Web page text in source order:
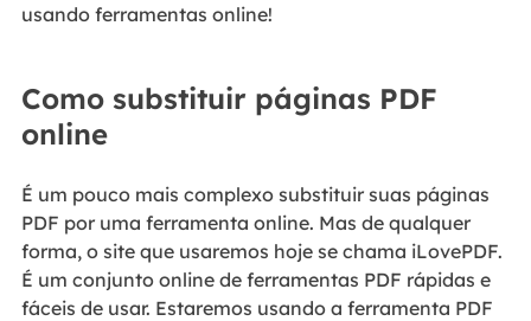
usando ferramentas online!
Como substituir páginas PDF
online
É um pouco mais complexo substituir suas páginas
PDF por uma ferramenta online. Mas de qualquer
forma, o site que usaremos hoje se chama iLovePDF.
É um conjunto online de ferramentas PDF rápidas e
fáceis de usar. Estaremos usando a ferramenta PDF